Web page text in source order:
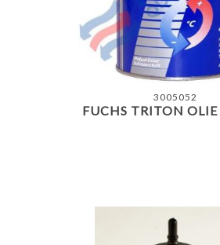
3005052
FUCHS TRITON OLIE